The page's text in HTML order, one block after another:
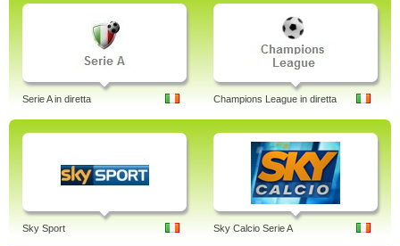
Serie A in diretta Champions League in diretta
Sky Sport Sky Calcio Serie A